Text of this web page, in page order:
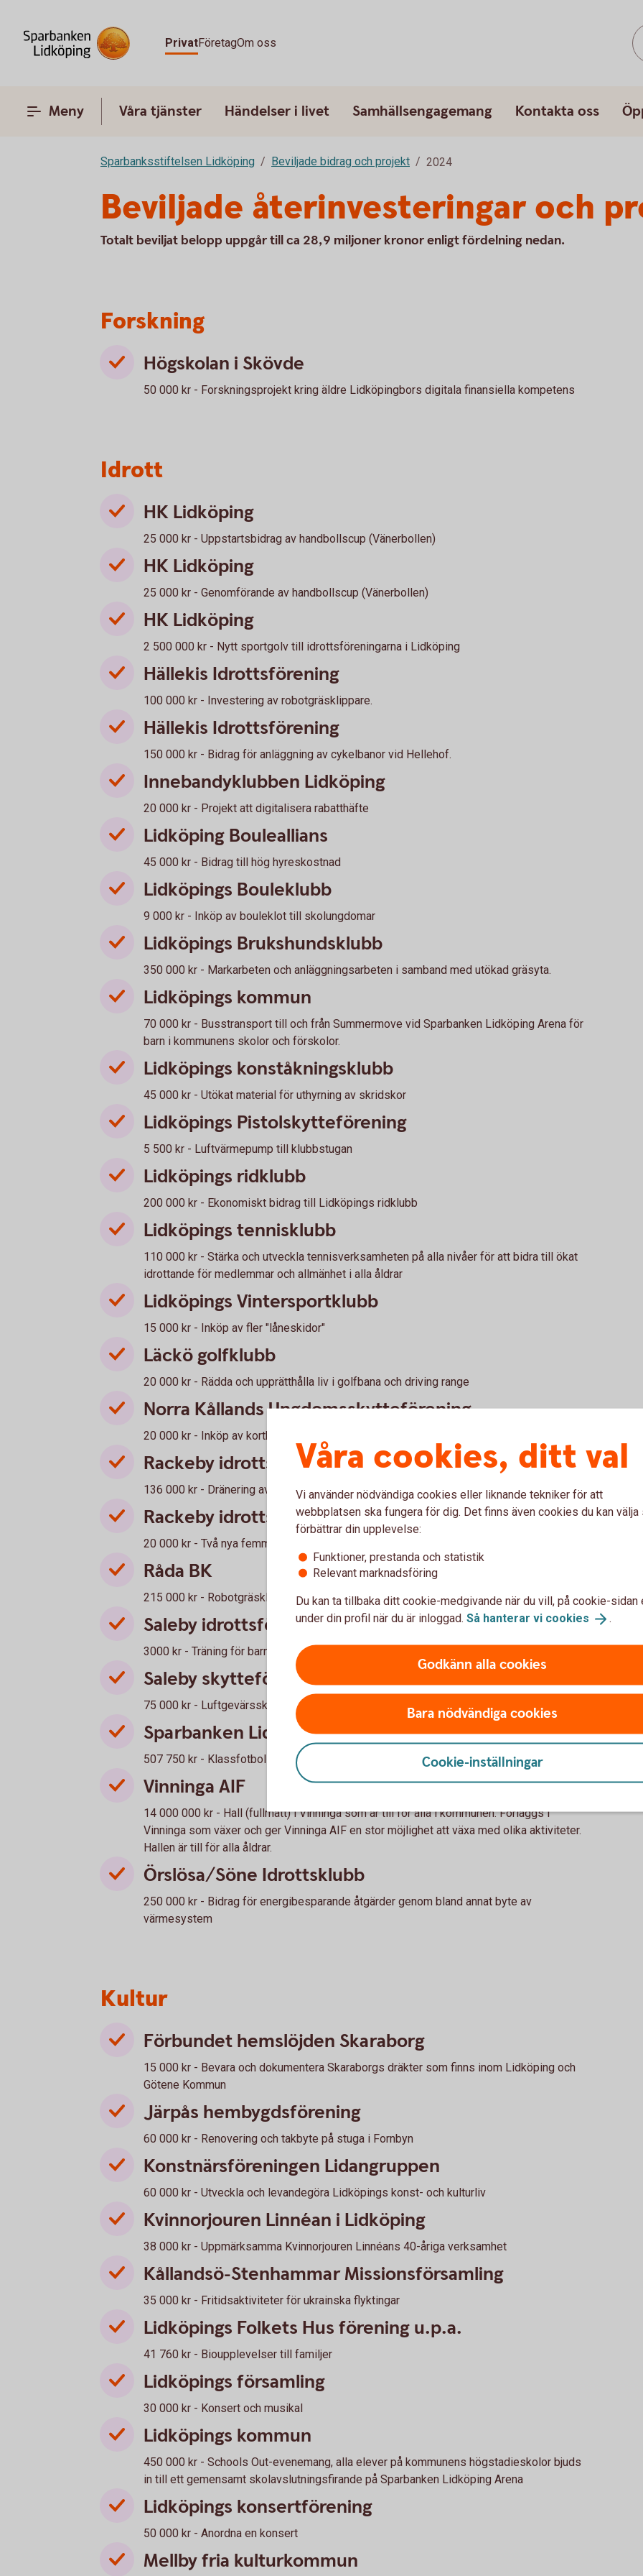
PrivatFöretagOm oss
Meny Våra tjänster Händelser i livet Samhällsengagemang Kontakta oss
Sparbanksstiftelsen Lidköping Beviljade bidrag och projekt 2024
Beviljade återinvesteringar och
Totalt beviljat belopp uppgår till ca 28,9 miljoner kronor enligt fördelning nedan.
Forskning
Högskolan i Skövde
50 000 kr - Forskningsprojekt kring äldre Lidköpingbors digitala finansiella kompetens
Idrott
HK Lidköping
25 000 kr - Uppstartsbidrag av handbollscup (Vänerbollen)
HK Lidköping
25 000 kr - Genomförande av handbollscup (Vänerbollen)
HK Lidköping
2 500 000 kr - Nytt sportgolv till idrottsföreningarna i Lidköping
Hällekis Idrottsförening
100 000 kr - Investering av robotgräsklippare.
Hällekis Idrottsförening
150 000 kr - Bidrag för anläggning av cykelbanor vid Hellehof.
Innebandyklubben Lidköping
20 000 kr - Projekt att digitalisera rabatthäfte
Lidköping Bouleallians
45 000 kr - Bidrag till hög hyreskostnad
Lidköpings Bouleklubb
9 000 kr - Inköp av bouleklot till skolungdomar
Lidköpings Brukshundsklubb
350 000 kr - Markarbeten och anläggningsarbeten i samband med utökad gräsyta.
Lidköpings kommun
70 000 kr - Busstransport till och från Summermove vid Sparbanken Lidköping Arena för
barn i kommunens skolor och förskolor.
Lidköpings konståkningsklubb
45 000 kr - Utökat material för uthyrning av skridskor
Lidköpings Pistolskytteförening
5 500 kr - Luftvärmepump till klubbstugan
Lidköpings ridklubb
200 000 kr - Ekonomiskt bidrag till Lidköpings ridklubb
Lidköpings tennisklubb
110 000 kr - Stärka och utveckla tennisverksamheten på alla nivåer för att bidra till ökat
idrottande för medlemmar och allmänhet i alla åldrar
Lidköpings Vintersportklubb
15 000 kr - Inköp av fler "låneskidor"
Läckö golfklubb
20 000 kr - Rädda och upprätthålla liv i golfbana och driving range
Norra Kållands Ungdomsskytteförening
20 000 kr - Inköp av korthållsgevär
Rackeby idrottsklubb
136 000 kr - Dränering av grönytor som blivit vattensjuka vid mycket regn.
Rackeby idrottsklubb
20 000 kr - Två nya femmannamål för träning och match
Råda BK
215 000 kr - Robotgräsklippare till fotbollsplaner
Saleby idrottsförening
3000 kr - Träning för barn i anpassad grundskola
Saleby skytteförening
75 000 kr - Luftgevärsskytte
Sparbanken Lidköping AB (publ)
507 750 kr - Klassfotbollen 2024
Vinninga AIF
14 000 000 kr - Hall (fullmått) i Vinninga som är till för alla i kommunen. Förläggs i
Vinninga som växer och ger Vinninga AIF en stor möjlighet att växa med olika aktiviteter.
Hallen är till för alla åldrar.
Örslösa/Söne Idrottsklubb
250 000 kr - Bidrag för energibesparande åtgärder genom bland annat byte av
värmesystem
Kultur
Förbundet hemslöjden Skaraborg
15 000 kr - Bevara och dokumentera Skaraborgs dräkter som finns inom Lidköping och
Götene Kommun
Järpås hembygdsförening
60 000 kr - Renovering och takbyte på stuga i Fornbyn
Konstnärsföreningen Lidangruppen
60 000 kr - Utveckla och levandegöra Lidköpings konst- och kulturliv
Kvinnorjouren Linnéan i Lidköping
38 000 kr - Uppmärksamma Kvinnorjouren Linnéans 40-åriga verksamhet
Kållandsö-Stenhammar Missionsförsamling
35 000 kr - Fritidsaktiviteter för ukrainska flyktingar
Lidköpings Folkets Hus förening u.p.a.
41 760 kr - Bioupplevelser till familjer
Lidköpings församling
30 000 kr - Konsert och musikal
Lidköpings kommun
450 000 kr - Schools Out-evenemang, alla elever på kommunens högstadieskolor bjuds
in till ett gemensamt skolavslutningsfirande på Sparbanken Lidköping Arena
Lidköpings konsertförening
50 000 kr - Anordna en konsert
Mellby fria kulturkommun
Våra cookies, ditt val
Vi använder nödvändiga cookies eller liknande tekniker för att
webbplatsen ska fungera för dig. Det finns även cookies du kan välja
förbättrar din upplevelse:
Funktioner, prestanda och statistik
Relevant marknadsföring
Du kan ta tillbaka ditt cookie-medgivande när du vill, på cookie-sidan
under din profil när du är inloggad. Så hanterar vi cookies .
Godkänn alla cookies
Bara nödvändiga cookies
Cookie-inställningar